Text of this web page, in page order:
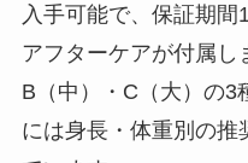
入手可能で、保証期
アフターケアが付属し
B（中）・C（大）の3
には身長・体重別の推